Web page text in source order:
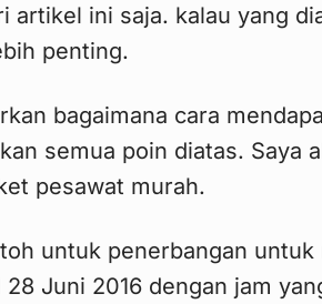
artikel ini saja. kalau yang
penting.
bagaimana cara
semua poin diatas. Saya
pesawat murah.
untuk penerbangan
Juni 2016 dengan jam